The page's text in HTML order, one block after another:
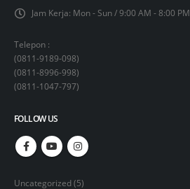
Jam Kerja: Mon - Sun / 9:00 AM - 8:00 PM
Telepon :
(0811-9189-098)
(0811-8996-998)
(0811-1047-797)
FOLLOW US
Uncategorized 55